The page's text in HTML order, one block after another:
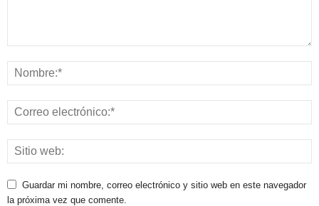
Guardar mi nombre, correo electrónico y sitio web en este navegador
la próxima vez que comente.